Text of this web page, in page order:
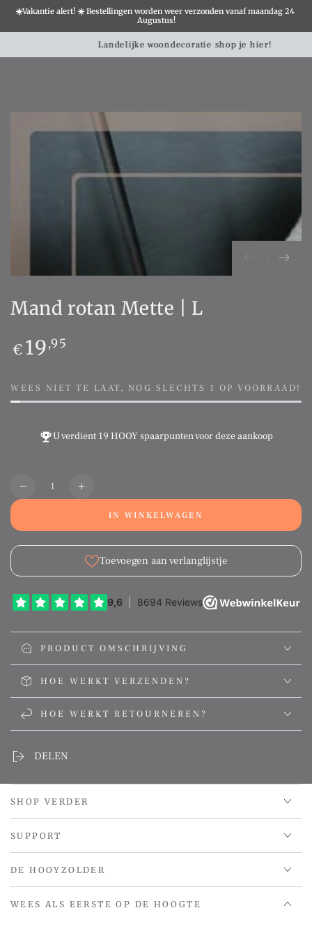
☀️Vakantie alert! ☀️ Bestellingen worden weer verzonden vanaf maandag 24
Augustus!
MISSING:Landelijke woondecoratie shop je hier!
Mand rotan Mette | L
Normale
prijs
€ 19,95
WEES NIET TE LAAT, NOG SLECHTS 1 OP VOORRAAD!
U verdient 19 HOOY spaarpuntenvoor deze aankoop
Aantal
Translation
nl.products.product.quantity.decrease
Translation
nl.products.product.quantity.increase
IN WINKELWAGEN
Toevoegen aan verlanglijstje
PRODUCT OMSCHRIJVING
HOE WERKT VERZENDEN?
HOE WERKT RETOURNEREN?
DELEN
SHOP VERDER
SUPPORT
DE HOOYZOLDER
WEES ALS EERSTE OP DE HOOGTE